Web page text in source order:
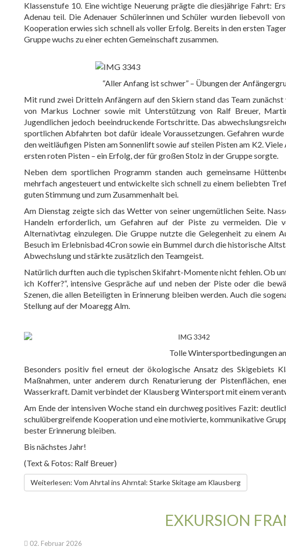
Klassenstufe 10. Eine wichtige Neuerung prägte die diesjährige Fahrt:
Adenau teil. Die Adenauer Schülerinnen und Schüler wurden liebevoll
Kooperation erwies sich schnell als voller Erfolg. Bereits in den ersten
Gruppe wuchs zu einer echten Gemeinschaft zusammen.
“Aller Anfang ist schwer” – Übungen der
Mit rund zwei Dritteln Anfängern auf den Skiern stand das Team
von Markus Lochner sowie mit Unterstützung von Ralf Breuer,
Jugendlichen jedoch beeindruckende Fortschritte. Das
sportlichen Abfahrten bot dafür ideale Voraussetzungen. Gefahren
den weitläufigen Pisten am Sonnenlift sowie auf steilen Pisten am K2.
ersten roten Pisten – ein Erfolg, der für großen Stolz in der Gruppe sorgte.
Neben dem sportlichen Programm standen auch gemeinsame
mehrfach angesteuert und entwickelte sich schnell zu einem beliebten
guten Stimmung und zum Zusammenhalt bei.
Am Dienstag zeigte sich das Wetter von seiner ungemütlichen Seite.
Handeln erforderlich, um Gefahren auf der Piste zu vermeiden. Die
Alternativtag einzulegen. Die Gruppe nutzte die Gelegenheit zu einem
Besuch im Erlebnisbad 4Cron sowie ein Bummel durch die historische
Abwechslung und stärkte zusätzlich den Teamgeist.
Natürlich durften auch die typischen Skifahrt-Momente nicht fehlen. Ob
ich Koffer?“, intensive Gespräche auf und neben der Piste oder die
Szenen, die allen Beteiligten in Erinnerung bleiben werden. Auch die
Stellung auf der Moaregg Alm.
Tolle Wintersportbedingungen
Besonders positiv fiel erneut der ökologische Ansatz des Skigebiets
Maßnahmen, unter anderem durch Renaturierung der Pistenflächen,
Wasserkraft. Damit verbindet der Klausberg Wintersport mit einem
Am Ende der intensiven Woche stand ein durchweg positives Fazit:
schulübergreifende Kooperation und eine motivierte, kommunikative
bester Erinnerung bleiben.
Bis nächstes Jahr!
(Text & Fotos: Ralf Breuer)
Weiterlesen: Vom Ahrtal ins Ahrntal: Starke Skitage am Klausberg
EXKURSION
02. Februar 2026